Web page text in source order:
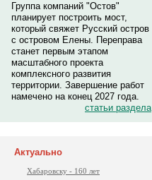
Группа компаний "Остов"
планирует построить мост,
который свяжет Русский остров
с островом Елены. Переправа
станет первым этапом
масштабного проекта
комплексного развития
территории. Завершение работ
намечено на конец 2027 года.
статьи раздела
Актуально
Хабаровску - 160 лет